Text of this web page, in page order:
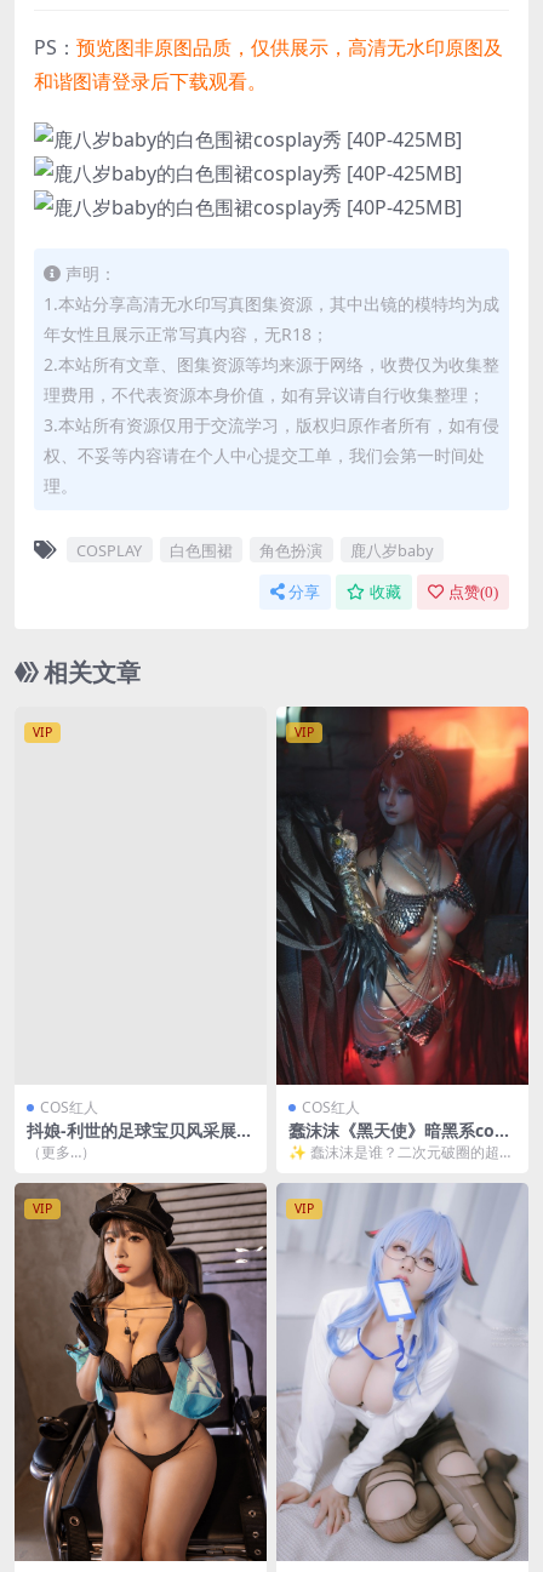
PS： 预览图非原图品质，仅供展示，高清无水印原图及
和谐图请登录后下载观看。
声明：
1.本站分享高清无水印写真图集资源，其中出镜的模特均为成
年女性且展示正常写真内容，无R18；
2.本站所有文章、图集资源等均来源于网络，收费仅为收集整
理费用，不代表资源本身价值，如有异议请自行收集整理；
3.本站所有资源仅用于交流学习，版权归原作者所有，如有侵
权、不妥等内容请在个人中心提交工单，我们会第一时间处
理。
COSPLAY 白色围裙 角色扮演 鹿八岁baby
分享 收藏 点赞(0)
相关文章
VIP
COS红人
抖娘-利世的足球宝贝风采展示
[20P1V-235MB]
（更多…）
VIP
COS红人
蠢沫沫《黑天使》暗黑系cosp
lay代表作｜NO.323高清图包
55GB]
✨ 蠢沫沫是谁？二次元破圈的超强
们应该都...
VIP VIP